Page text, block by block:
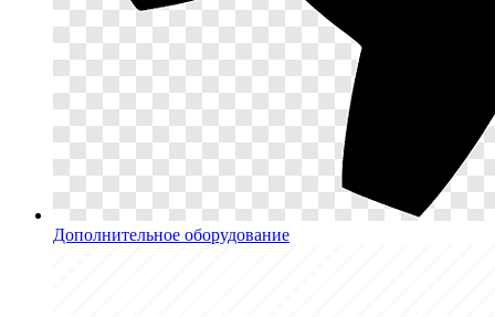
Дополнительное оборудование